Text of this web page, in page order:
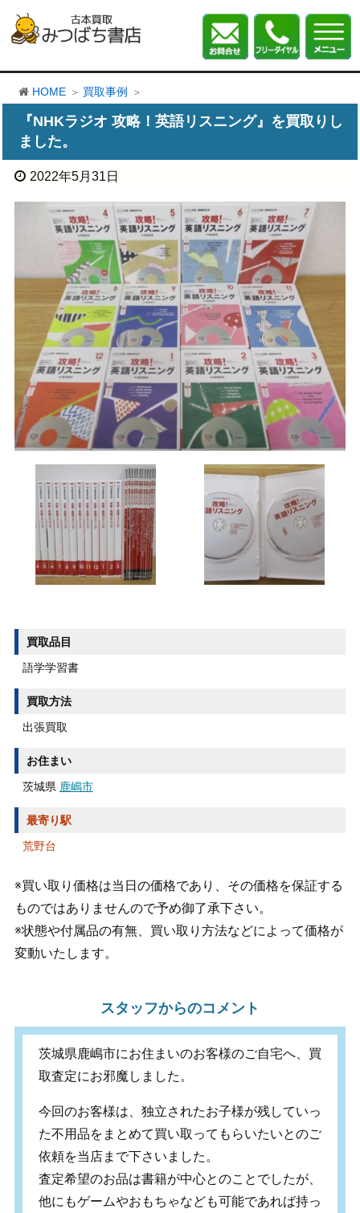
HOME 買取事例
『NHKラジオ 攻略！英語リスニング』を買取りし
ました。
2022年5月31日
買取品目
語学学習書
買取方法
出張買取
お住まい
茨城県 鹿嶋市
最寄り駅
荒野台
※買い取り価格は当日の価格であり、その価格を保証する
ものではありませんので予め御了承下さい。
※状態や付属品の有無、買い取り方法などによって価格が
変動いたします。
スタッフからのコメント
茨城県鹿嶋市にお住まいのお客様のご自宅へ、買
取査定にお邪魔しました。
今回のお客様は、独立されたお子様が残していっ
た不用品をまとめて買い取ってもらいたいとのご
依頼を当店まで下さいました。
査定希望のお品は書籍が中心とのことでしたが、
他にもゲームやおもちゃなども可能であれば持っ